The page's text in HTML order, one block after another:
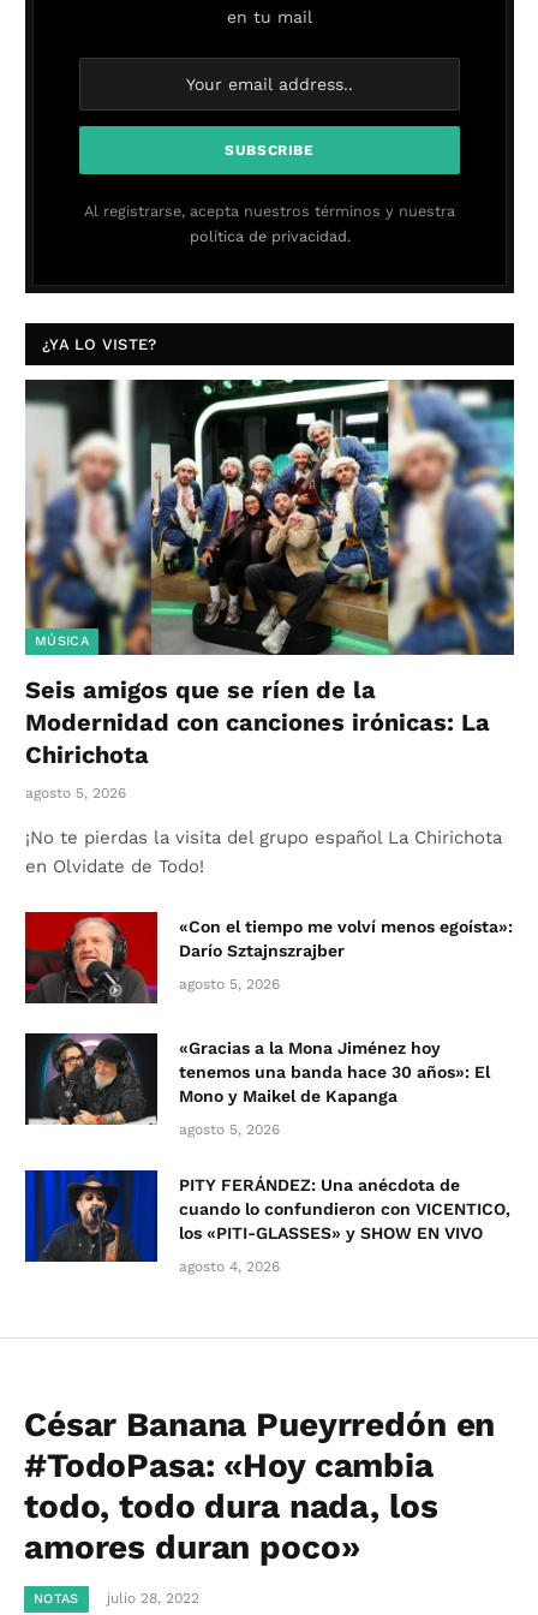
en tu mail
Al registrarse, acepta nuestros términos y nuestra
política de privacidad.
¿YA LO VISTE?
MÚSICA
Seis amigos que se ríen de la
Modernidad con canciones irónicas: La
Chirichota
agosto 5, 2026
¡No te pierdas la visita del grupo español La Chirichota
en Olvidate de Todo!
«Con el tiempo me volví menos egoísta»:
Darío Sztajnszrajber
agosto 5, 2026
«Gracias a la Mona Jiménez hoy
tenemos una banda hace 30 años»: El
Mono y Maikel de Kapanga
agosto 5, 2026
PITY FERÁNDEZ: Una anécdota de
cuando lo confundieron con VICENTICO,
los «PITI-GLASSES» y SHOW EN VIVO
agosto 4, 2026
César Banana Pueyrredón en
#TodoPasa: «Hoy cambia
todo, todo dura nada, los
amores duran poco»
NOTAS julio 28, 2022